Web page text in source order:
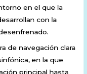
en el que la
con la
de navegación clara
en la que
principal hasta